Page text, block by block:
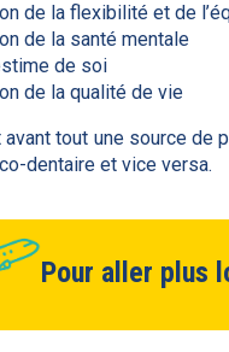
de la flexibilité et de
de la santé mentale
de soi
de la qualité de vie
tout une source de
dentaire et vice versa.
Pour aller plus